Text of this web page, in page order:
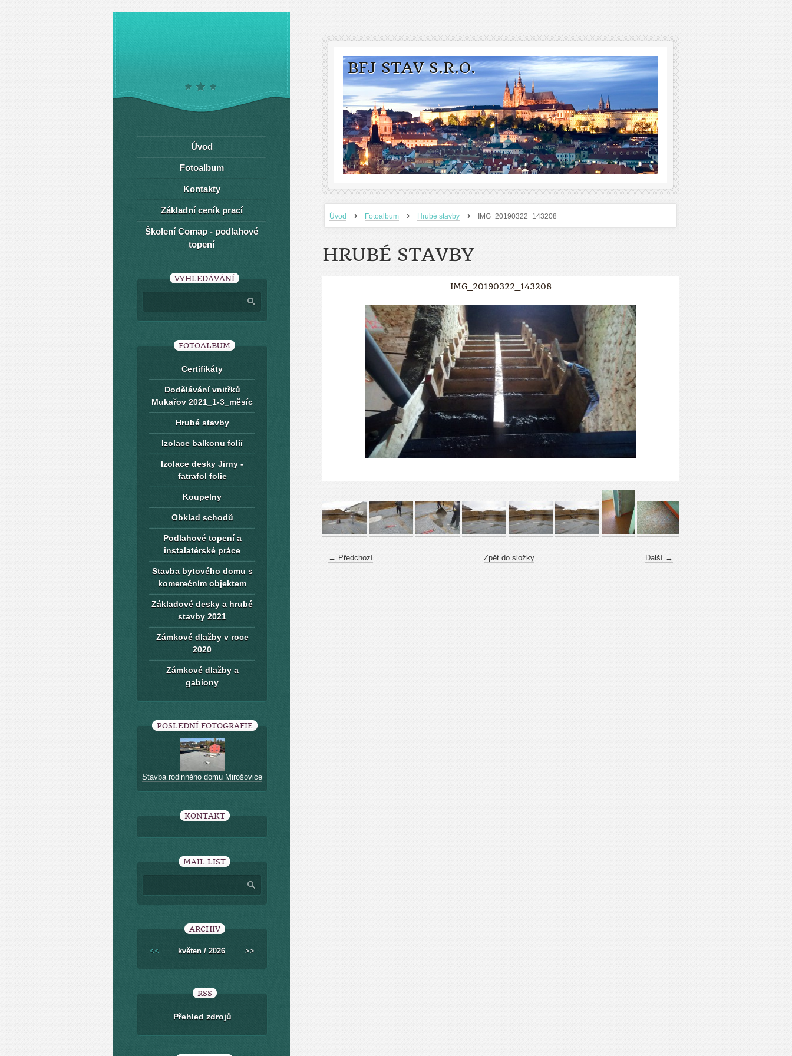
BFJ STAV S.R.O.
Úvod › Fotoalbum › Hrubé stavby › IMG_20190322_143208
HRUBÉ STAVBY
IMG_20190322_143208
← Předchozí Další →
Zpět do složky
Úvod
Fotoalbum
Kontakty
Základní ceník prací
Školení Comap - podlahové
topení
VYHLEDÁVÁNÍ
FOTOALBUM
Certifikáty
Dodělávání vnitřků
Mukařov 2021_1-3_měsíc
Hrubé stavby
Izolace balkonu folií
Izolace desky Jirny -
fatrafol folie
Koupelny
Obklad schodů
Podlahové topení a
instalatérské práce
Stavba bytového domu s
komerečním objektem
Základové desky a hrubé
stavby 2021
Zámkové dlažby v roce
2020
Zámkové dlažby a
gabiony
POSLEDNÍ FOTOGRAFIE
Stavba rodinného domu Mirošovice
KONTAKT
MAIL LIST
ARCHIV
<< květen / 2026 >>
RSS
Přehled zdrojů